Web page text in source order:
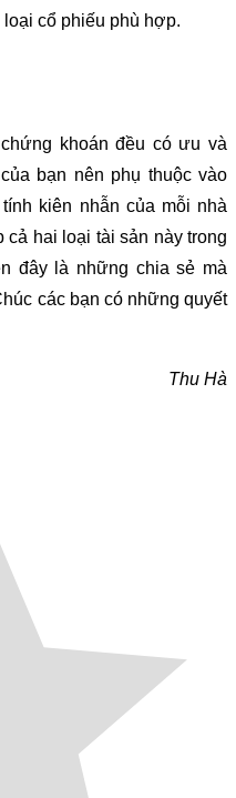
cổ phiếu phù hợp.
khoán đều có ưu và
bạn nên phụ thuộc vào
kiên nhẫn của mỗi nhà
hai loại tài sản này trong
đây là những chia sẻ mà
các bạn có những quyết
Thu Hà